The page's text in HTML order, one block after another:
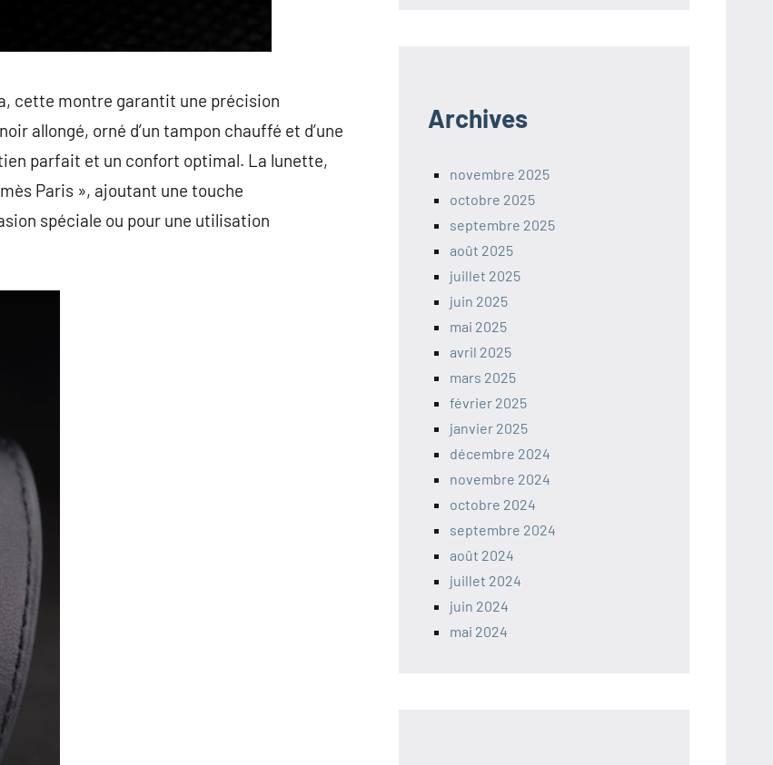
cette montre garantit une précision
allongé, orné d’un tampon chauffé et d’une
parfait et un confort optimal. La lunette,
Paris », ajoutant une touche
spéciale ou pour une utilisation
Archives
novembre 2025
octobre 2025
septembre 2025
août 2025
juillet 2025
juin 2025
mai 2025
avril 2025
mars 2025
février 2025
janvier 2025
décembre 2024
novembre 2024
octobre 2024
septembre 2024
août 2024
juillet 2024
juin 2024
mai 2024